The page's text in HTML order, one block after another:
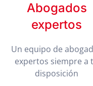
Abogados
expertos
Un equipo de
expertos siempre a
disposición